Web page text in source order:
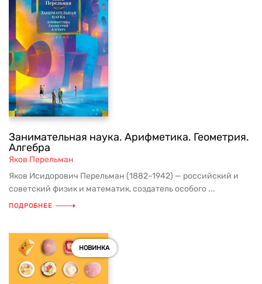
Занимательная наука. Арифметика. Геометрия.
Алгебра
Яков Перельман
Яков Исидорович Перельман (1882–1942) — российский и
советский физик и математик, создатель особого ...
ПОДРОБНЕЕ
НОВИНКА